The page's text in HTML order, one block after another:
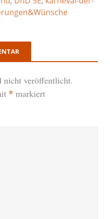
nicht veröffentlicht.
* markiert